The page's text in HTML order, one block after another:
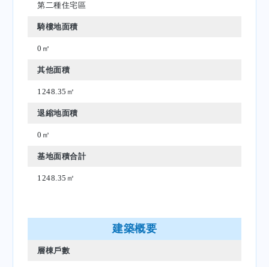
第二種住宅區
騎樓地面積
0㎡
其他面積
1248.35㎡
退縮地面積
0㎡
基地面積合計
1248.35㎡
建築概要
層棟戶數